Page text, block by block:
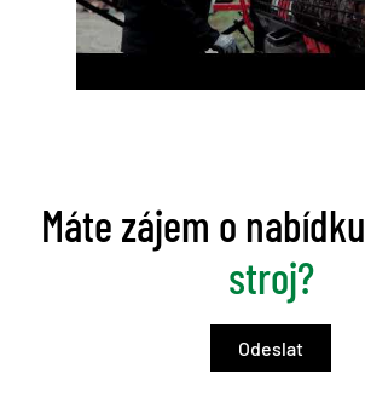
Máte zájem o nabídku
stroj?